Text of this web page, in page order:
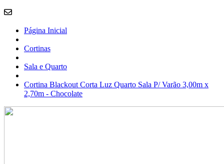
Página Inicial
Cortinas
Sala e Quarto
Cortina Blackout Corta Luz Quarto Sala P/ Varão 3,00m x
2,70m - Chocolate